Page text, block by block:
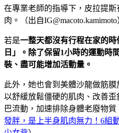
在專業老師的指導下，皮拉提
肉。（出自IG@macoto.kamimoto
若是一整天都沒有行程在家的
日」。除了保留1小時的運動時
裝、盡可能增加活動量。
此外，她也會到美體沙龍做筋
以舒緩放鬆僵硬的肌肉、改善
巴流動，加速排除身體老廢物質
發胖，是上半身肌肉無力！6組